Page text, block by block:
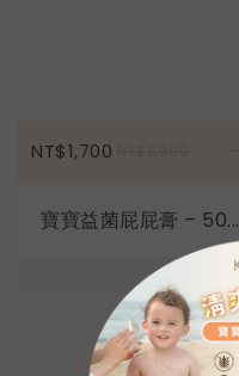
NT$1,700
寶寶益菌屁屁膏 – 50...